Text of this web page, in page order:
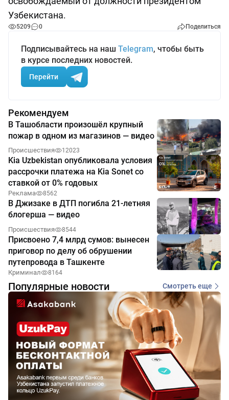
Узбекистана.
5209 0 Поделиться
Подписывайтесь на наш Telegram, чтобы быть
в курсе последних новостей.
Перейти
Рекомендуем
В Ташобласти произошёл крупный
пожар в одном из магазинов — видео
Происшествия 12023
Kia Uzbekistan опубликовала условия
рассрочки платежа на Kia Sonet со
ставкой от 0% годовых
Реклама 8562
В Джизаке в ДТП погибла 21-летняя
блогерша — видео
Происшествия 8544
Присвоено 7,4 млрд сумов: вынесен
приговор по делу об обрушении
путепровода в Ташкенте
Криминал 8164
Популярные новости Смотреть еще